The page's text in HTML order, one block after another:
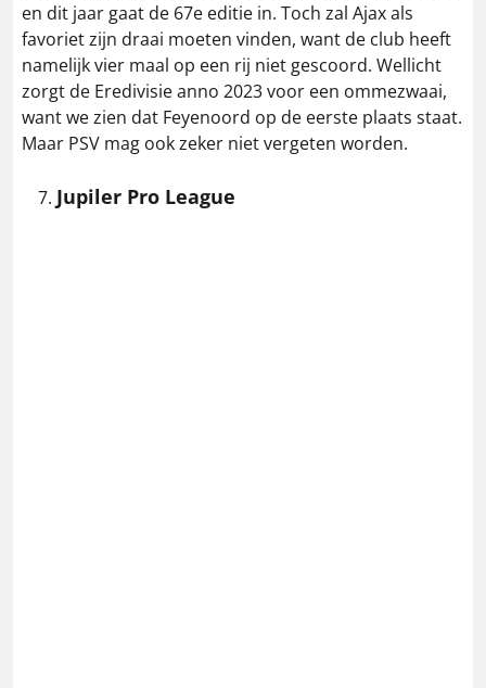
en dit jaar gaat de 67e editie in. Toch zal Ajax als
favoriet zijn draai moeten vinden, want de club heeft
namelijk vier maal op een rij niet gescoord. Wellicht
zorgt de Eredivisie anno 2023 voor een ommezwaai,
want we zien dat Feyenoord op de eerste plaats staat.
Maar PSV mag ook zeker niet vergeten worden.
Jupiler Pro League